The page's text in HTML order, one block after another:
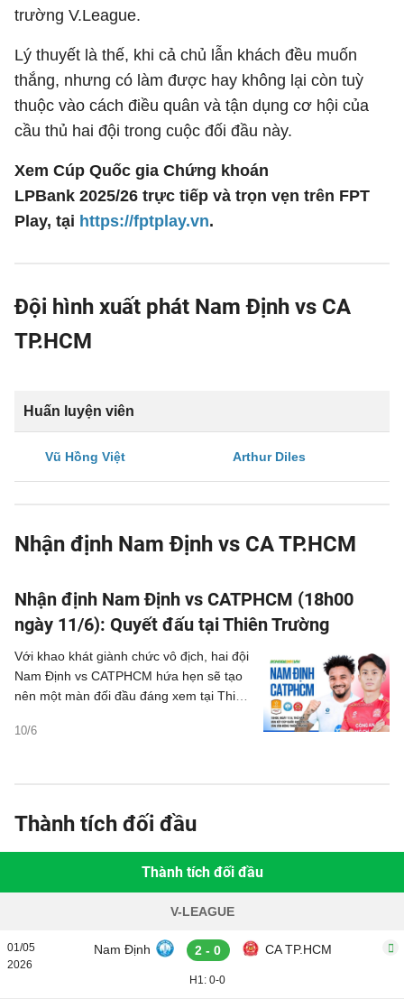
trường V.League.
Lý thuyết là thế, khi cả chủ lẫn khách đều muốn
thắng, nhưng có làm được hay không lại còn tuỳ
thuộc vào cách điều quân và tận dụng cơ hội của
cầu thủ hai đội trong cuộc đối đầu này.
Xem Cúp Quốc gia Chứng khoán
LPBank 2025/26 trực tiếp và trọn vẹn trên FPT
Play, tại https://fptplay.vn.
Đội hình xuất phát Nam Định vs CA
TP.HCM
Huấn luyện viên
Vũ Hồng Việt Arthur Diles
Nhận định Nam Định vs CA TP.HCM
Nhận định Nam Định vs CATPHCM (18h00
ngày 11/6): Quyết đấu tại Thiên Trường
10/6
Với khao khát giành chức vô địch, hai đội
Nam Định vs CATPHCM hứa hẹn sẽ tạo
nên một màn đối đầu đáng xem tại Thiên
Thành tích đối đầu
Thành tích đối đầu
V-LEAGUE
01/05
2026
Nam Định 2 - 0 CA TP.HCM
H1: 0-0